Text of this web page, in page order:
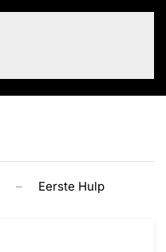
Eerste Hulp